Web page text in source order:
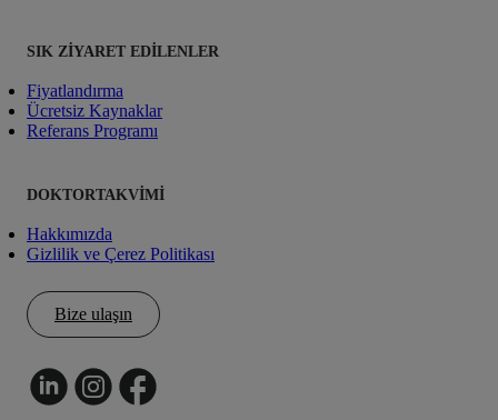
SIK ZIYARET EDILENLER
Fiyatlandırma
Ücretsiz Kaynaklar
Referans Programı
DOKTORTAKVIMI
Hakkımızda
Gizlilik ve Çerez Politikası
Bize ulaşın